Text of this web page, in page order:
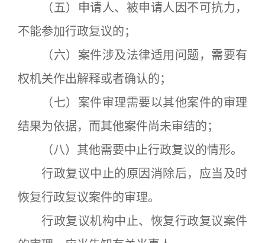
（五）申请人、被申请人因不可抗力，
不能参加行政复议的；
（六）案件涉及法律适用问题，需要有
权机关作出解释或者确认的；
（七）案件审理需要以其他案件的审理
结果为依据，而其他案件尚未审结的；
（八）其他需要中止行政复议的情形。
行政复议中止的原因消除后，应当及时
恢复行政复议案件的审理。
行政复议机构中止、恢复行政复议案件